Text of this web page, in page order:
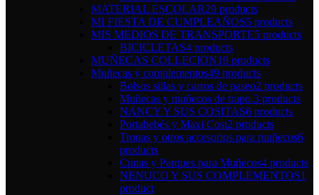
MATERIAL ESCOLAR29 products
MI FIESTA DE CUMPLEAÑOS5 products
MIS MEDIOS DE TRANSPORTE5 products
BICICLETAS4 products
MUÑECAS COLLECION19 products
Muñecas y complementos49 products
Bolsos sillas y carros de paseo2 products
Muñecas y muñecos de trapo.3 products
NANCY Y SUS COSITAS6 products
Portabebés y Maxi Cosi2 products
Tronas y otros accesorios para muñecos6
products
Cunas y Parques para Muñecos4 products
NENUCO Y SUS COMPLEMENTOS1
product